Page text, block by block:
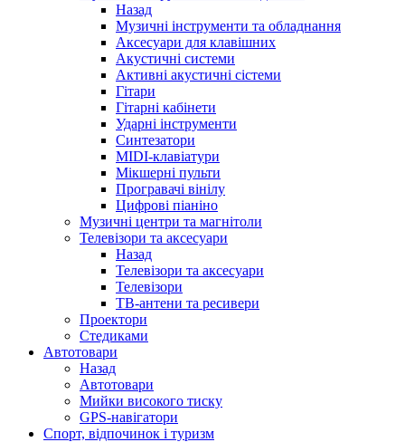
Назад
Музичні інструменти та обладнання
Аксесуари для клавішних
Акустичні системи
Активні акустичні сістеми
Гітари
Гітарні кабінети
Ударні інструменти
Синтезатори
MIDI-клавіатури
Мікшерні пульти
Програвачі вінілу
Цифрові піаніно
Музичні центри та магнітоли
Телевізори та аксесуари
Назад
Телевізори та аксесуари
Телевізори
ТВ-антени та ресивери
Проектори
Стедиками
Автотовари
Назад
Автотовари
Мийки високого тиску
GPS-навігатори
Спорт, відпочинок і туризм